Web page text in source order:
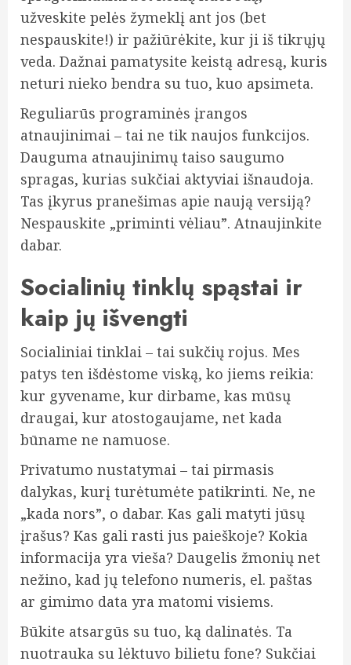
užveskite pelės žymeklį ant jos (bet
nespauskite!) ir pažiūrėkite, kur ji iš tikrųjų
veda. Dažnai pamatysite keistą adresą, kuris
neturi nieko bendra su tuo, kuo apsimeta.
Reguliarūs programinės įrangos
atnaujinimai – tai ne tik naujos funkcijos.
Dauguma atnaujinimų taiso saugumo
spragas, kurias sukčiai aktyviai išnaudoja.
Tas įkyrus pranešimas apie naują versiją?
Nespauskite „priminti vėliau”. Atnaujinkite
dabar.
Socialinių tinklų spąstai ir
kaip jų išvengti
Socialiniai tinklai – tai sukčių rojus. Mes
patys ten išdėstome viską, ko jiems reikia:
kur gyvename, kur dirbame, kas mūsų
draugai, kur atostogaujame, net kada
būname ne namuose.
Privatumo nustatymai – tai pirmasis
dalykas, kurį turėtumėte patikrinti. Ne, ne
„kada nors”, o dabar. Kas gali matyti jūsų
įrašus? Kas gali rasti jus paieškoje? Kokia
informacija yra vieša? Daugelis žmonių net
nežino, kad jų telefono numeris, el. paštas
ar gimimo data yra matomi visiems.
Būkite atsargūs su tuo, ką dalinatės. Ta
nuotrauka su lėktuvo bilietu fone? Sukčiai